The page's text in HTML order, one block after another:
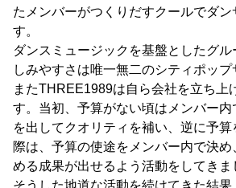
たメンバーがつくりだすクールでダ
す。
ダンスミュージックを基盤としたグ
しみやすさは唯一無二のシティポップ
またTHREE1989は自ら会社を立ち上
す。当初、予算がない頃はメンバー
を出してクオリティを補い、逆に予
際は、予算の使途をメンバー内で決
める成果が出せるよう活動をしてきま
そうした地道な活動を続けてきた結